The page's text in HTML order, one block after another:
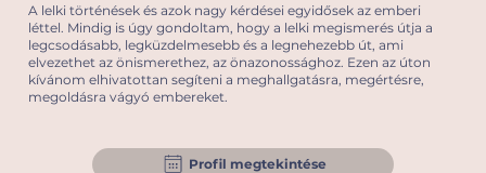
A lelki történések és azok nagy kérdései egyidősek az emberi
léttel. Mindig is úgy gondoltam, hogy a lelki megismerés útja a
legcsodásabb, legküzdelmesebb és a legnehezebb út, ami
elvezethet az önismerethez, az önazonossághoz. Ezen az úton
kívánom elhivatottan segíteni a meghallgatásra, megértésre,
megoldásra vágyó embereket.
Profil megtekintése